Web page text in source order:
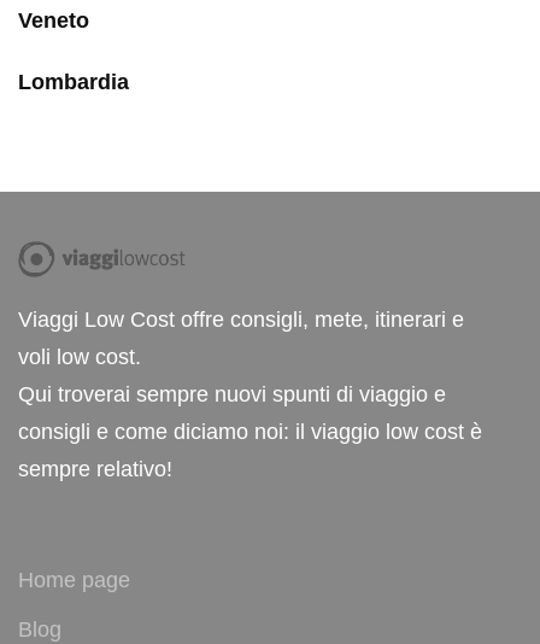
Veneto
Lombardia
Viaggi Low Cost offre consigli, mete, itinerari e
voli low cost.
Qui troverai sempre nuovi spunti di viaggio e
consigli e come diciamo noi: il viaggio low cost è
sempre relativo!
Home page
Blog